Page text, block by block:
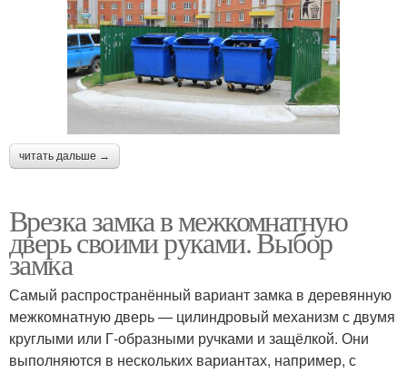
читать дальше →
Врезка замка в межкомнатную
дверь своими руками. Выбор
замка
Самый распространённый вариант замка в деревянную
межкомнатную дверь — цилиндровый механизм с двумя
круглыми или Г-образными ручками и защёлкой. Они
выполняются в нескольких вариантах, например, с